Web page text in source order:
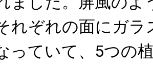
れぞれの面にガ
っていて、5つの